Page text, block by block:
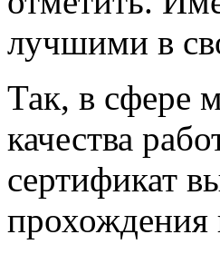
лучшими в
Так, в сфере
качества
сертификат